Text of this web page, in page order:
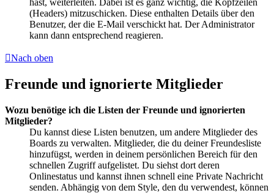
(Headers) mitzuschicken. Diese enthalten Details über den
Benutzer, der die E-Mail verschickt hat. Der Administrator
kann dann entsprechend reagieren.
Nach oben
Freunde und ignorierte Mitglieder
Wozu benötige ich die Listen der Freunde und ignorierten
Mitglieder?
Du kannst diese Listen benutzen, um andere Mitglieder des
Boards zu verwalten. Mitglieder, die du deiner Freundesliste
hinzufügst, werden in deinem persönlichen Bereich für den
schnellen Zugriff aufgelistet. Du siehst dort deren
Onlinestatus und kannst ihnen schnell eine Private Nachricht
senden. Abhängig von dem Style, den du verwendest, können